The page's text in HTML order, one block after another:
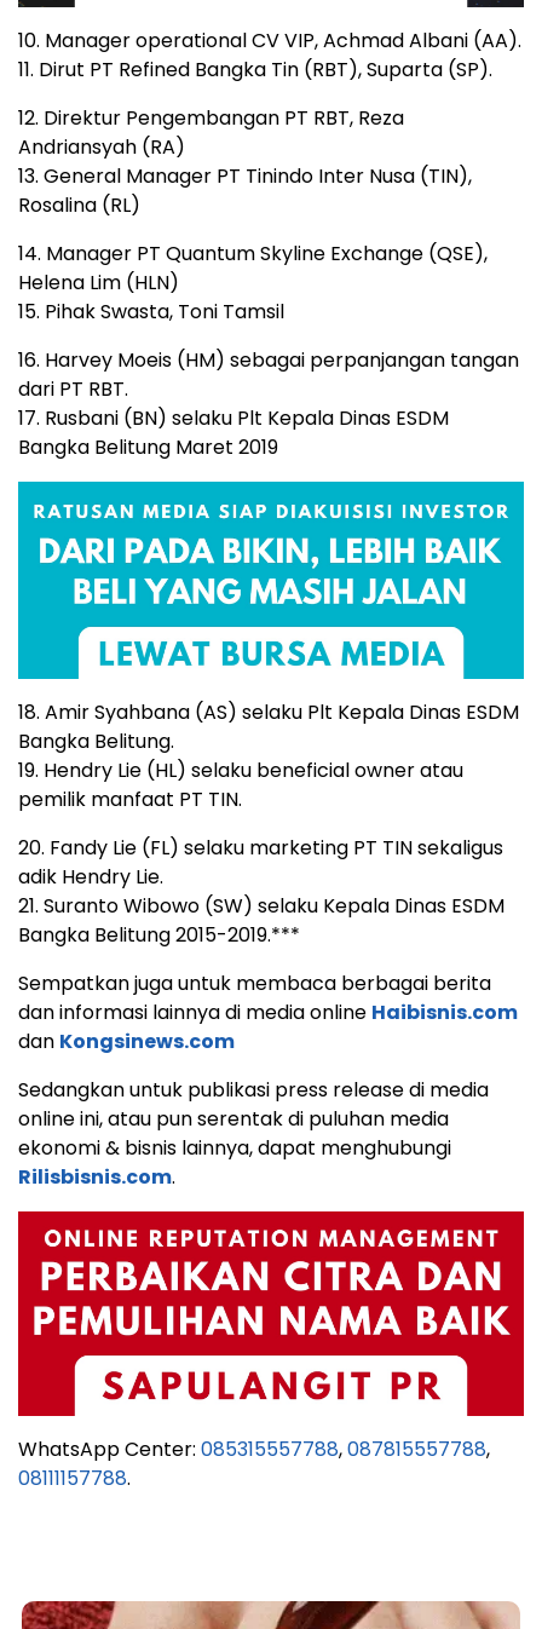
10. Manager operational CV VIP, Achmad Albani (AA).
11. Dirut PT Refined Bangka Tin (RBT), Suparta (SP).
12. Direktur Pengembangan PT RBT, Reza
Andriansyah (RA)
13. General Manager PT Tinindo Inter Nusa (TIN),
Rosalina (RL)
14. Manager PT Quantum Skyline Exchange (QSE),
Helena Lim (HLN)
15. Pihak Swasta, Toni Tamsil
16. Harvey Moeis (HM) sebagai perpanjangan tangan
dari PT RBT.
17. Rusbani (BN) selaku Plt Kepala Dinas ESDM
Bangka Belitung Maret 2019
18. Amir Syahbana (AS) selaku Plt Kepala Dinas ESDM
Bangka Belitung.
19. Hendry Lie (HL) selaku beneficial owner atau
pemilik manfaat PT TIN.
20. Fandy Lie (FL) selaku marketing PT TIN sekaligus
adik Hendry Lie.
21. Suranto Wibowo (SW) selaku Kepala Dinas ESDM
Bangka Belitung 2015-2019.***
Sempatkan juga untuk membaca berbagai berita
dan informasi lainnya di media online Haibisnis.com
dan Kongsinews.com
Sedangkan untuk publikasi press release di media
online ini, atau pun serentak di puluhan media
ekonomi & bisnis lainnya, dapat menghubungi
Rilisbisnis.com.
WhatsApp Center: 085315557788,087815557788,
08111157788.